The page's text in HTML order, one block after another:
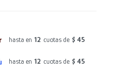
hasta en 12 cuotas de $ 45
hasta en 12 cuotas de $ 45